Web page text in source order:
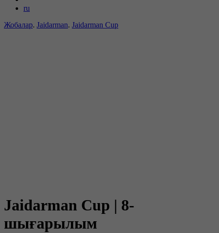
ru
Жобалар. Jaidarman. Jaidarman Cup
Jaidarman Cup | 8-
шығарылым